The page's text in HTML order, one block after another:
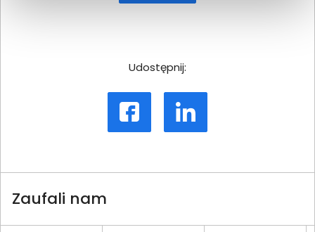
Udostępnij:
Zaufali nam